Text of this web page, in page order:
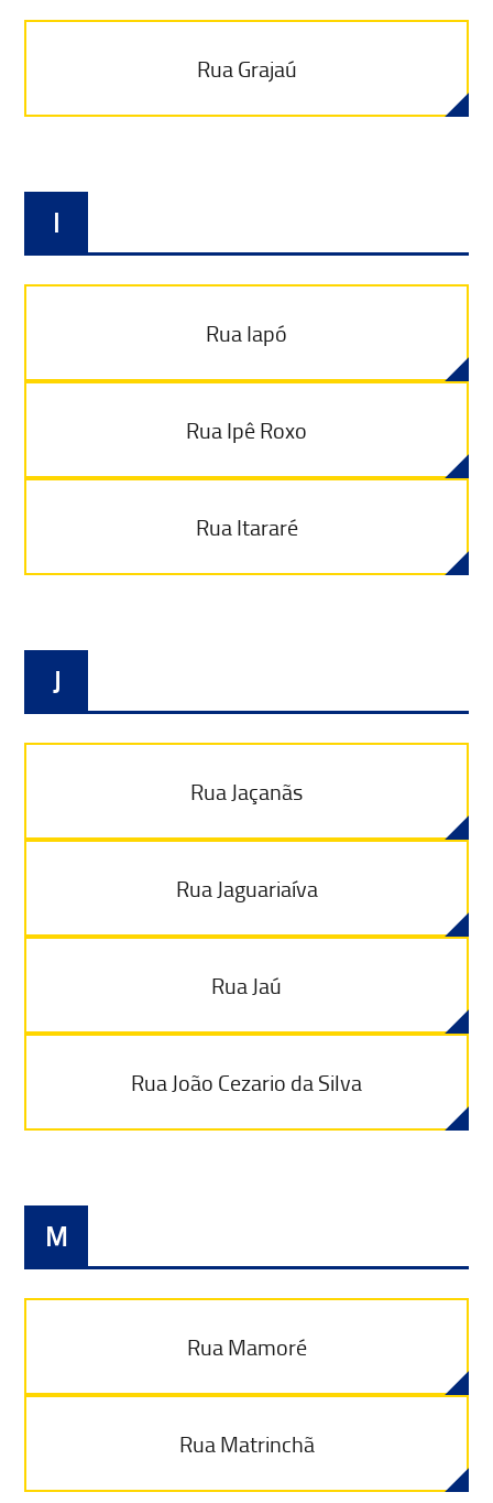
Rua Grajaú
I
Rua Iapó
Rua Ipê Roxo
Rua Itararé
J
Rua Jaçanãs
Rua Jaguariaíva
Rua Jaú
Rua João Cezario da Silva
M
Rua Mamoré
Rua Matrinchã